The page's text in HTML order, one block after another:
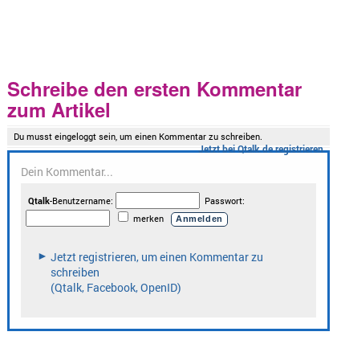
Schreibe den ersten Kommentar
zum Artikel